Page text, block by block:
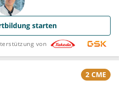
starten
von
2 CME